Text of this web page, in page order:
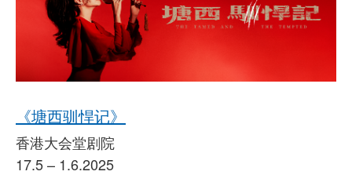
《塘西驯悍记》
香港大会堂剧院
17.5 – 1.6.2025